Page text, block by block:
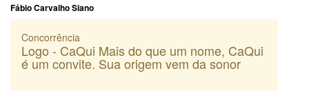
Fábio Carvalho Siano
Concorrência
Logo - CaQui Mais do que um nome, CaQui
é um convite. Sua origem vem da sonor